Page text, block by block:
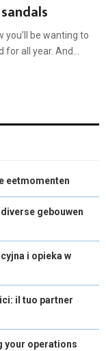
you’ll be wanting to
for all year. And...
eetmomenten
gebouwen
i opieka w
il tuo partner
your operations